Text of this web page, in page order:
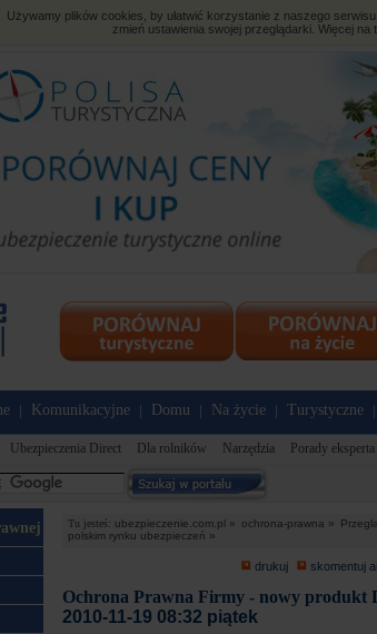
Używamy plików cookies, by ułatwić korzystanie z naszego
zmień ustawienia swojej przeglądarki. Więcej
Komunikacyjne Domu Na życie Turystyczne
Ubezpieczenia Direct Dla rolników Narzędzia Porady eksperta
Tu jesteś: ubezpieczenie.com.pl » ochrona-prawna »
polskim rynku ubezpieczeń »
drukuj skomentuj
Ochrona Prawna Firmy - nowy produkt
2010-11-19 08:32 piątek